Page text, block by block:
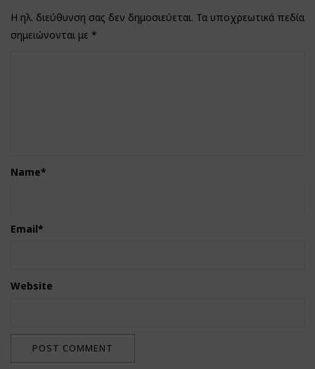
Η ηλ. διεύθυνση σας δεν δημοσιεύεται. Τα υποχρεωτικά πεδία
σημειώνονται με *
Name*
Email*
Website